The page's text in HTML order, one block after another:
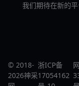
我们期待在新的
© 2018-
2026神采
浙ICP备
17054162